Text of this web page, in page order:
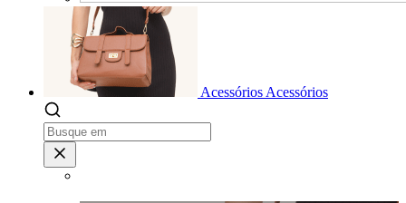
Acessórios Acessórios